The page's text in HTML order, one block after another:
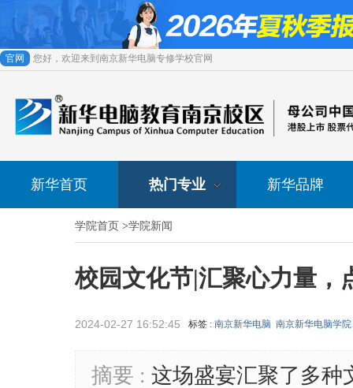
官网 您好，欢迎来到南京新华电脑专修学校官网
新华首页 热门专业 新华品牌
学院首页 >学院新闻
校园文化节|汇聚心力量，
2024-02-27 16:52:45 标签 : 南京新华电脑 南京新华电脑学院
摘要 : 这场盛宴汇聚了多种